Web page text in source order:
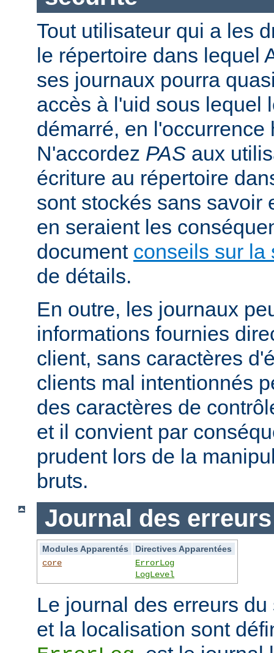
Tout utilisateur qui a les
le répertoire dans lequel
ses journaux pourra
accès à l'uid sous lequel
démarré, en
N'accordez PAS aux
écriture au répertoire
sont stockés sans savoir
en seraient les
document conseils sur la
de détails.
En outre, les journaux
informations fournies
client, sans caractères
clients mal intentionnés
des caractères de
et il convient par
prudent lors de la
bruts.
Journal des erreurs
Modules Apparentés
Directives Apparentées
core
ErrorLog
LogLevel
Le journal des erreurs
et la localisation sont